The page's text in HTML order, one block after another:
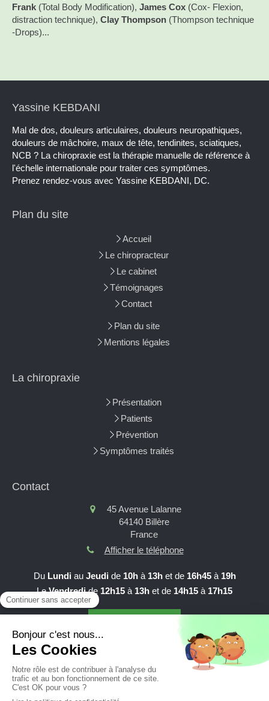
Frank (Total Body Modification), James Cox (Cox- Flexion,
distraction technique), Clay Thompson (Thompson technique
-Drops)...
Yassine KEBDANI
Mal de dos, douleurs articulaires, douleurs neuropathiques,
douleurs de mâchoire, maux de tête, tendinites, sciatiques,
NCB ? La chiropraxie est la thérapie manuelle de référence à
l'échelle internationale pour traiter ces symptômes.
Prenez rendez-vous avec Yassine KEBDANI, DC.
Plan du site
Accueil
Le chiropracteur
Le cabinet
Témoignages
Contact
Plan du site
Mentions légales
La chiropraxie
Présentation
Patients
Prévention
Symptômes traités
Contact
45 Avenue Lalanne
64140 Billère
France
Afficher le téléphone
Du Lundi au Jeudi de 10hà 13het de 16h45à 19h
LeVendredide 12h15 à 13h et de 14h15 à 17h15
Création et référencement du site par Simplébo